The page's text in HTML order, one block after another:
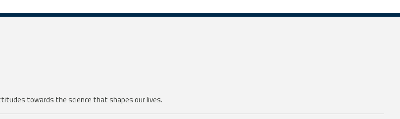
towards the science that shapes our lives.